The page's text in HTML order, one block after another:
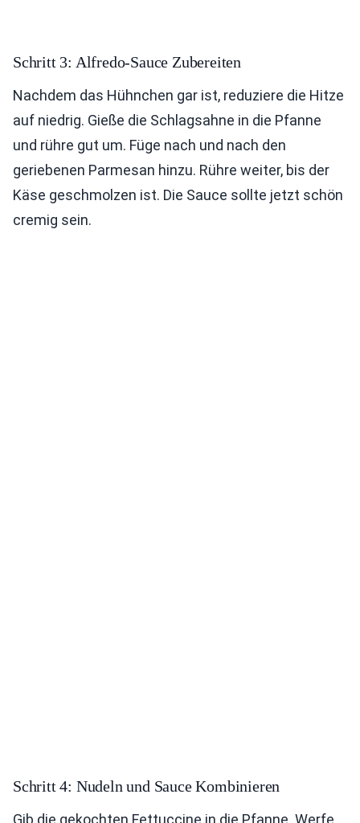
Schritt 3: Alfredo-Sauce Zubereiten
Nachdem das Hühnchen gar ist, reduziere die Hitze
auf niedrig. Gieße die Schlagsahne in die Pfanne
und rühre gut um. Füge nach und nach den
geriebenen Parmesan hinzu. Rühre weiter, bis der
Käse geschmolzen ist. Die Sauce sollte jetzt schön
cremig sein.
Schritt 4: Nudeln und Sauce Kombinieren